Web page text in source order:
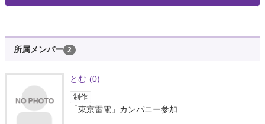
所属メンバー 2
とむ (0)
制作
「東京雷電」カンパニー参加